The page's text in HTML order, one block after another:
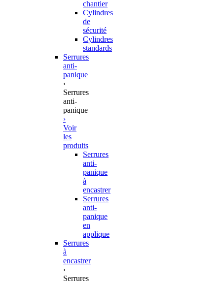
chantier
Cylindres
de
sécurité
Cylindres
standards
Serrures
anti-
panique
‹
Serrures
anti-
panique
›
Voir
les
produits
Serrures
anti-
panique
à
encastrer
Serrures
anti-
panique
en
applique
Serrures
à
encastrer
‹
Serrures